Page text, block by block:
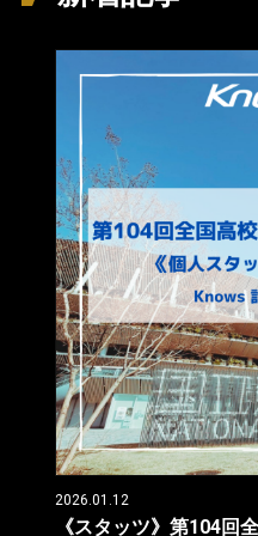
2026.01.12
《スタッツ》第104回